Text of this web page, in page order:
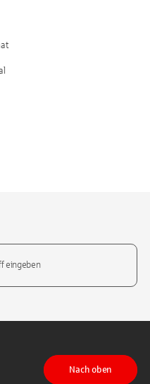
TikTokauf LinkedIn
Nach oben